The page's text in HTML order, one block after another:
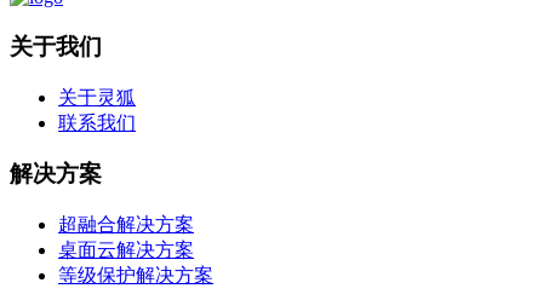
关于我们
关于灵狐
联系我们
解决方案
超融合解决方案
桌面云解决方案
等级保护解决方案